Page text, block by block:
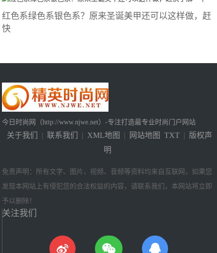
红色系绿色系银色系？原来圣诞美甲还可以这样做，赶
快
今日时尚网（http://www.njwe.net）-专注打造最专业时尚门户网站
关于我们 | 联系我们 | XML地图 | 网站地图 TXT | 版权声
明
免责声明：所有文字、图片、视频、音频等资料均来自互联网，如果您
发现本网站上有侵犯您的合法权益的内容，请联系我们，本网站将立即
予以删除！
关注我们